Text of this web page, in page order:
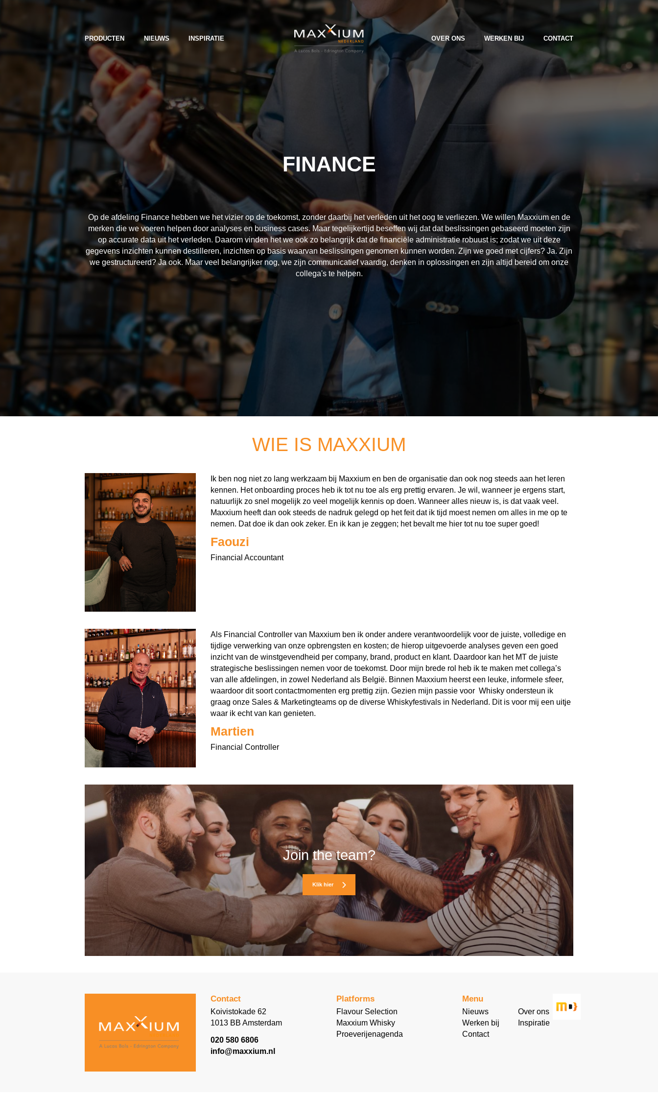
PRODUCTEN NIEUWS INSPIRATIE OVER ONS WERKEN BIJ CONTACT
FINANCE
Op de afdeling Finance hebben we het vizier op de toekomst, zonder daarbij het verleden uit het oog te verliezen. We willen Maxxium en de
merken die we voeren helpen door analyses en business cases. Maar tegelijkertijd beseffen wij dat dat beslissingen gebaseerd moeten zijn
op accurate data uit het verleden. Daarom vinden het we ook zo belangrijk dat de financiële administratie robuust is; zodat we uit deze
gegevens inzichten kunnen destilleren, inzichten op basis waarvan beslissingen genomen kunnen worden. Zijn we goed met cijfers? Ja. Zijn
we gestructureerd? Ja ook. Maar veel belangrijker nog, we zijn communicatief vaardig, denken in oplossingen en zijn altijd bereid om onze
collega's te helpen.
WIE IS MAXXIUM
Ik ben nog niet zo lang werkzaam bij Maxxium en ben de organisatie dan ook nog steeds aan het leren
kennen. Het onboarding proces heb ik tot nu toe als erg prettig ervaren. Je wil, wanneer je ergens start,
natuurlijk zo snel mogelijk zo veel mogelijk kennis op doen. Wanneer alles nieuw is, is dat vaak veel.
Maxxium heeft dan ook steeds de nadruk gelegd op het feit dat ik tijd moest nemen om alles in me op te
nemen. Dat doe ik dan ook zeker. En ik kan je zeggen; het bevalt me hier tot nu toe super goed!
Faouzi
Financial Accountant
Als Financial Controller van Maxxium ben ik onder andere verantwoordelijk voor de juiste, volledige en
tijdige verwerking van onze opbrengsten en kosten; de hierop uitgevoerde analyses geven een goed
inzicht van de winstgevendheid per company, brand, product en klant. Daardoor kan het MT de juiste
strategische beslissingen nemen voor de toekomst. Door mijn brede rol heb ik te maken met collega’s
van alle afdelingen, in zowel Nederland als België. Binnen Maxxium heerst een leuke, informele sfeer,
waardoor dit soort contactmomenten erg prettig zijn. Gezien mijn passie voor Whisky ondersteun ik
graag onze Sales & Marketingteams op de diverse Whiskyfestivals in Nederland. Dit is voor mij een uitje
waar ik echt van kan genieten.
Martien
Financial Controller
Join the team?
Klik hier
Contact
Koivistokade 62
1013 BB Amsterdam
020 580 6806
info@maxxium.nl
Platforms
Flavour Selection
Maxxium Whisky
Proeverijenagenda
Menu
Nieuws
Over ons
Werken bij
Inspiratie
Contact